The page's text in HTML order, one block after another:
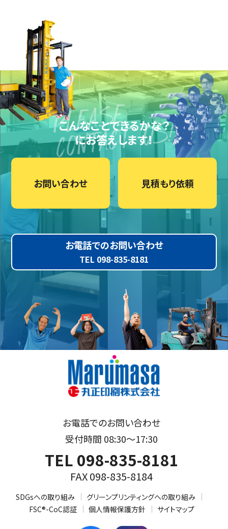
こんなことできるかな？
にお答えします！
お問い合わせ 見積もり依頼
お電話でのお問い合わせ
TEL 098-835-8181
お電話でのお問い合わせ
受付時間 08:30～17:30
TEL 098-835-8181
FAX 098-835-8184
SDGsへの取り組み
グリーンプリンティングへの取り組み
FSC®-CoC認証
個人情報保護方針 サイトマップ